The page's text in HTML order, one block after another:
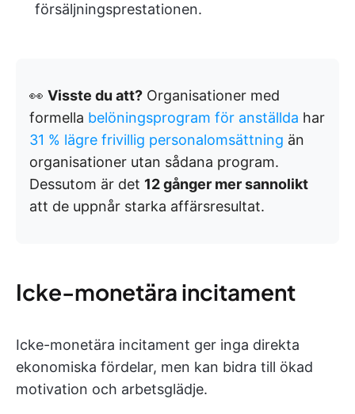
försäljningsprestationen.
👀 Visste du att? Organisationer med
formella belöningsprogram för anställda har
31 % lägre frivillig personalomsättning än
organisationer utan sådana program.
Dessutom är det 12 gånger mer sannolikt
att de uppnår starka affärsresultat.
Icke-monetära incitament
Icke-monetära incitament ger inga direkta
ekonomiska fördelar, men kan bidra till ökad
motivation och arbetsglädje.